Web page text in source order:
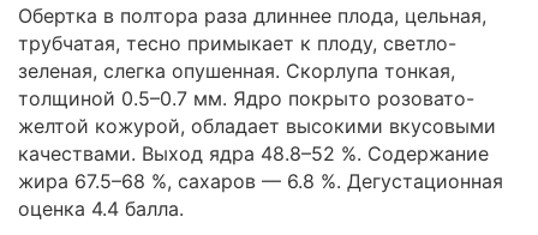
Обертка в полтора раза длиннее плода, цельная,
трубчатая, тесно примыкает к плоду, светло-
зеленая, слегка опушенная. Скорлупа тонкая,
толщиной 0.5–0.7 мм. Ядро покрыто розовато-
желтой кожурой, обладает высокими вкусовыми
качествами. Выход ядра 48.8–52 %. Содержание
жира 67.5–68 %, сахаров — 6.8 %. Дегустационная
оценка 4.4 балла.